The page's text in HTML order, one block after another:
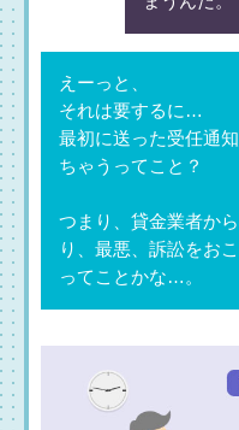
えーっと、
それは要するに…
最初に送った受任通知
ちゃうってこと？
つまり、貸金業者か
り、最悪、訴訟をお
ってことかな…。